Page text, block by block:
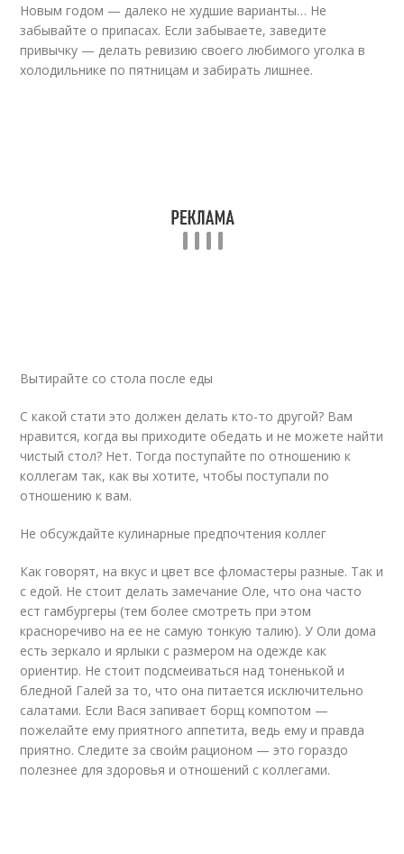
Новым годом — далеко не худшие варианты… Не
забывайте о припасах. Если забываете, заведите
привычку — делать ревизию своего любимого уголка в
холодильнике по пятницам и забирать лишнее.
Вытирайте со стола после еды
С какой стати это должен делать кто-то другой? Вам
нравится, когда вы приходите обедать и не можете найти
чистый стол? Нет. Тогда поступайте по отношению к
коллегам так, как вы хотите, чтобы поступали по
отношению к вам.
Не обсуждайте кулинарные предпочтения коллег
Как говорят, на вкус и цвет все фломастеры разные. Так и
с едой. Не стоит делать замечание Оле, что она часто
ест гамбургеры (тем более смотреть при этом
красноречиво на ее не самую тонкую талию). У Оли дома
есть зеркало и ярлыки с размером на одежде как
ориентир. Не стоит подсмеиваться над тоненькой и
бледной Галей за то, что она питается исключительно
салатами. Если Вася запивает борщ компотом —
пожелайте ему приятного аппетита, ведь ему и правда
приятно. Следите за свои́м рационом — это гораздо
полезнее для здоровья и отношений с коллегами.